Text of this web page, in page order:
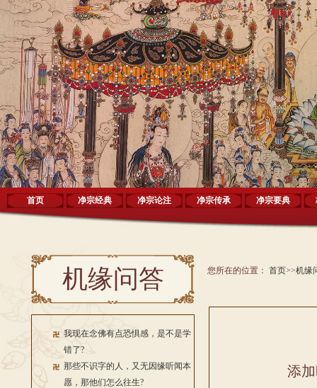
首页 净宗经典 净宗论注 净宗传承 净宗要典
机缘问答
我现在念佛有点恐惧感，是不是学
错了?
那些不识字的人，又无因缘听闻本
愿，那他们怎么往生?
您所在的位置： 首页>>机缘
添